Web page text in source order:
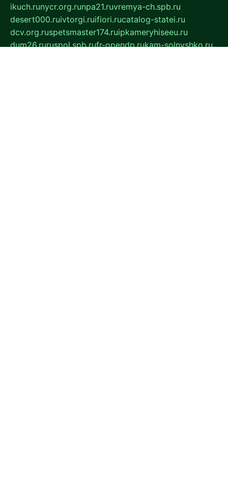
ikuch.runycr.org.runpa21.ruvremya-ch.spb.ru
desert000.ruivtorgi.ruifiori.rucatalog-statei.ru
dcv.org.ruspetsmaster174.ruipkameryhiseeu.ru
dum26.ruruspol.spb.rufr-opendp.rukam-solnyshko.ru